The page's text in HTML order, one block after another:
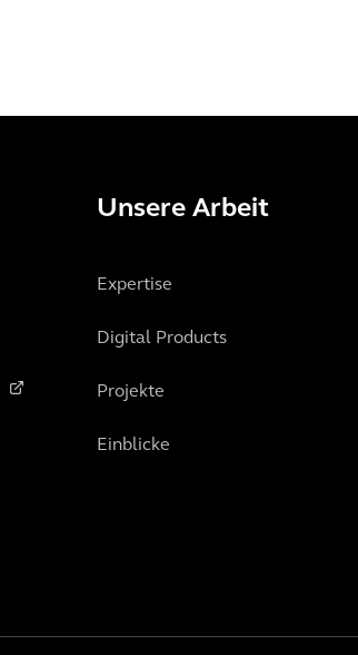
Unsere Arbeit
Expertise
Digital Products
Projekte
Einblicke